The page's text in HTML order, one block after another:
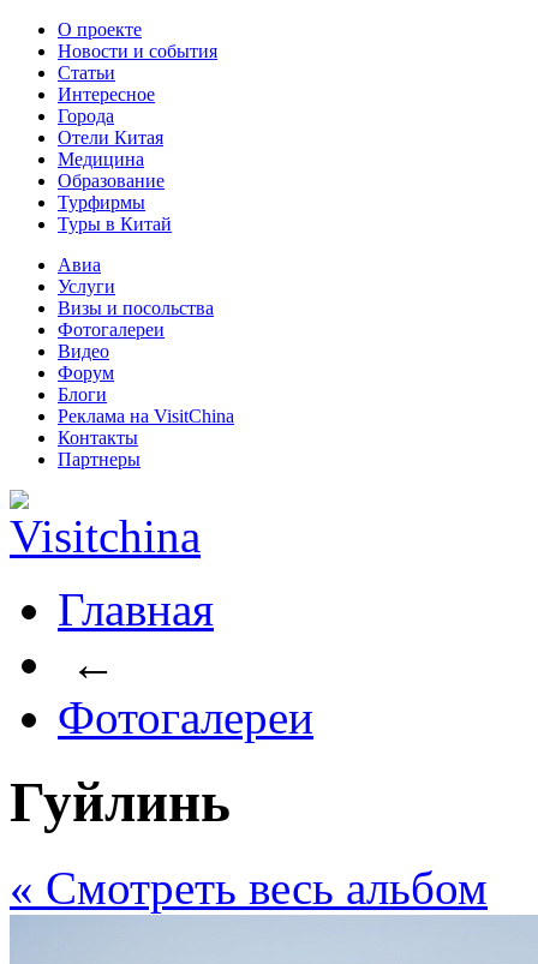
О проекте
Новости и события
Статьи
Интересное
Города
Отели Китая
Медицина
Образование
Турфирмы
Туры в Китай
Авиа
Услуги
Визы и посольства
Фотогалереи
Видео
Форум
Блоги
Реклама на VisitChina
Контакты
Партнеры
Главная
←
Фотогалереи
Гуйлинь
« Cмотреть весь альбом